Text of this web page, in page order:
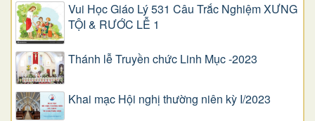
Vui Học Giáo Lý 531 Câu Trắc Nghiệm XƯNG
TỘI & RƯỚC LỄ 1
Thánh lễ Truyền chức Linh Mục -2023
Khai mạc Hội nghị thường niên kỳ I/2023